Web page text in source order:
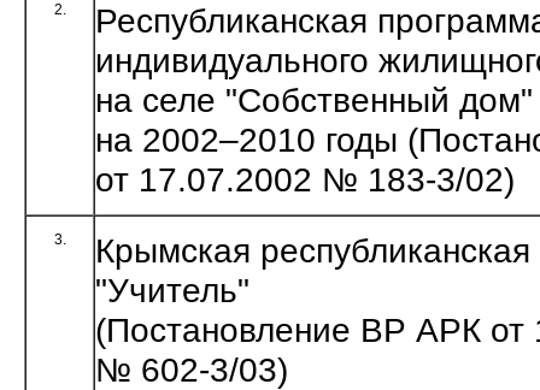
2.
Республиканская
индивидуального
на селе "Собственный дом"
на 2002–2010 годы
от 17.07.2002 № 183-3/02)
3.
Крымская
"Учитель"
(Постановление ВР АРК от
№ 602-3/03)